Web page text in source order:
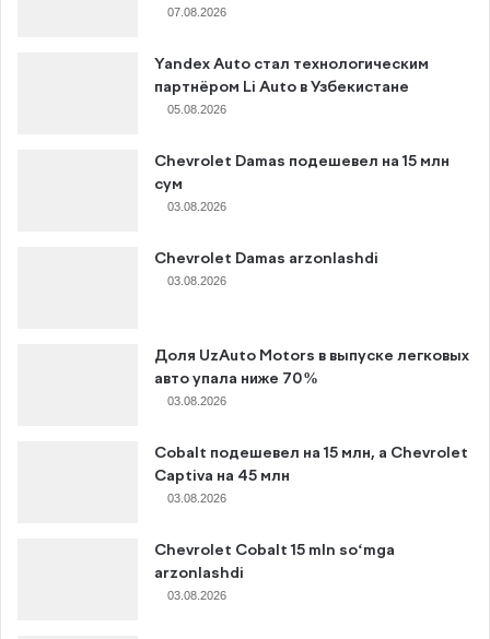
07.08.2026
Yandex Auto стал технологическим
партнёром Li Auto в Узбекистане
05.08.2026
Chevrolet Damas подешевел на 15 млн
сум
03.08.2026
Chevrolet Damas arzonlashdi
03.08.2026
Доля UzAuto Motors в выпуске легковых
авто упала ниже 70%
03.08.2026
Cobalt подешевел на 15 млн, а Chevrolet
Captiva на 45 млн
03.08.2026
Chevrolet Cobalt 15 mln so‘mga
arzonlashdi
03.08.2026